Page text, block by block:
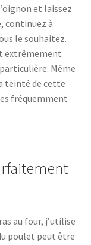
et laissez
continuez à
le souhaitez.
extrêmement
Même
teinté de cette
fréquemment
au four, j’utilise
poulet peut être